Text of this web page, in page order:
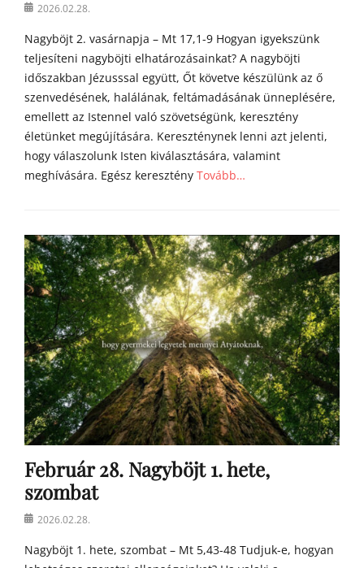
i
i
Posted2026.02.28.
Nagyböjt 2. vasárnapja – Mt 17,1-9 Hogyan igyekszünk
teljesíteni nagyböjti elhatározásainkat? A nagyböjti
időszakban Jézusssal együtt, Őt követve készülünk az ő
szenvedésének, halálának, feltámadásának ünneplésére,
emellett az Istennel való szövetségünk, keresztény
életünket megújítására. Kereszténynek lenni azt jelenti,
hogy válaszolunk Isten kiválasztására, valamint
meghívására. Egész keresztény Tovább…
g
o
s
t
o
n
a
t
y
a
h
o
m
í
i
á
Február 28. Nagyböjt 1. hete,
szombat
Posted2026.02.28.
Nagyböjt 1. hete, szombat – Mt 5,43-48 Tudjuk-e, hogyan